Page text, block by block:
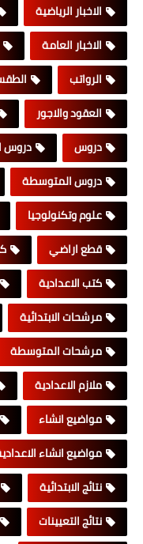
الاخبار الرياضية
الاخبار العامة
الرواتب
العقود والاجور
دروس
دروس
دروس المتوسطة
علوم وتكنولوجيا
قطع اراضي
كتب الاعدادية
مرشحات الابتدائية
مرشحات المتوسطة
ملازم الاعدادية
مواضيع انشاء
مواضيع انشاء
نتائج الابتدائية
نتائج التعيينات